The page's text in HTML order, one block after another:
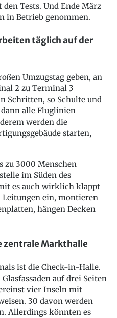
Tests. Und Ende März
in Betrieb genommen.
täglich auf der
Umzugstag geben, an
2 zu Terminal 3
Schritten, so Schulte und
alle Fluglinien
werden die
starten,
zu 3000 Menschen
im Süden des
es auch wirklich klappt
ein, montieren
hängen Decken
zentrale Markthalle
ist die Check-in-Halle.
auf drei Seiten
vier Inseln mit
30 davon werden
Allerdings könnten es